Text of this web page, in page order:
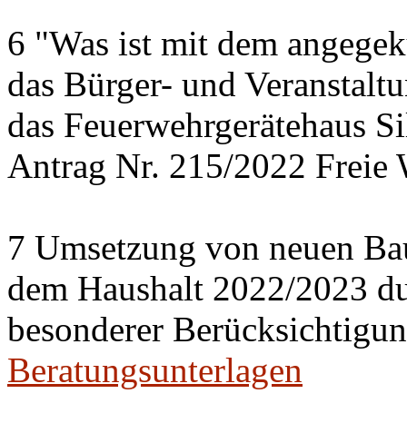
6 "Was ist mit dem
das Bürger- und
das Feuerwehrgerätehaus
Antrag Nr. 215/2022 Freie
7 Umsetzung von neuen
dem Haushalt 2022/2023
besonderer
Beratungsunterlagen